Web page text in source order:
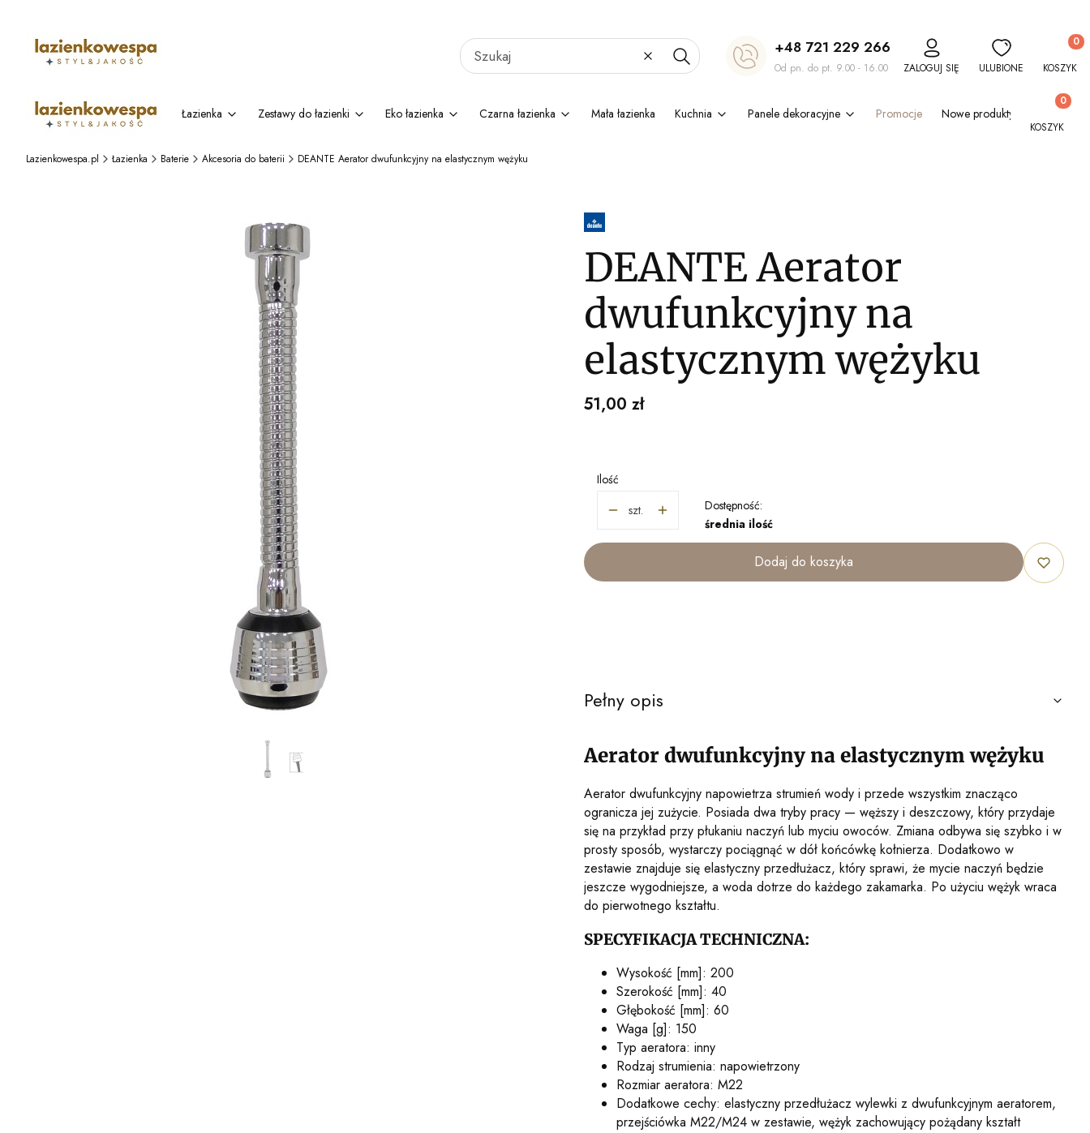
WyczyśćSzukaj
+48 721 229 266
Od pn. do pt. 9.00 - 16.00 ZALOGUJ SIĘ ULUBIONE KOSZYK
Łazienka Zestawy do łazienki Eko łazienka Czarna łazienka Mała łazienka Kuchnia Panele dekoracyjne Promocje Nowe produkty
Produkty
KOSZYK
Lazienkowespa.pl Łazienka Baterie Akcesoria do baterii DEANTE Aerator dwufunkcyjny na elastycznym wężyku
DEANTE Aerator
dwufunkcyjny na
elastycznym wężyku
Cena
51,00 zł
Ilość
szt.
Dostępność:
średnia ilość
Dodaj do koszyka
Pełny opis
Aerator dwufunkcyjny na elastycznym wężyku
Aerator dwufunkcyjny napowietrza strumień wody i przede wszystkim znacząco
ogranicza jej zużycie. Posiada dwa tryby pracy — węższy i deszczowy, który przydaje
się na przykład przy płukaniu naczyń lub myciu owoców. Zmiana odbywa się szybko i w
prosty sposób, wystarczy pociągnąć w dół końcówkę kołnierza. Dodatkowo w
zestawie znajduje się elastyczny przedłużacz, który sprawi, że mycie naczyń będzie
jeszcze wygodniejsze, a woda dotrze do każdego zakamarka. Po użyciu wężyk wraca
do pierwotnego kształtu.
SPECYFIKACJA TECHNICZNA:
Wysokość [mm]: 200
Szerokość [mm]: 40
Głębokość [mm]: 60
Waga [g]: 150
Typ aeratora: inny
Rodzaj strumienia: napowietrzony
Rozmiar aeratora: M22
Dodatkowe cechy: elastyczny przedłużacz wylewki z dwufunkcyjnym aeratorem,
przejściówka M22/M24 w zestawie, wężyk zachowujący pożądany kształt